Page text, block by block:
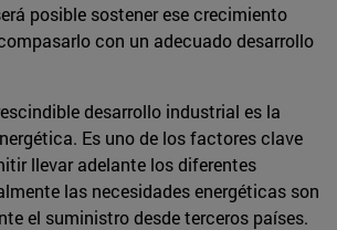
posible sostener ese crecimiento
con un adecuado desarrollo
desarrollo industrial es la
Es uno de los factores clave
llevar adelante los diferentes
las necesidades energéticas son
el suministro desde terceros países.